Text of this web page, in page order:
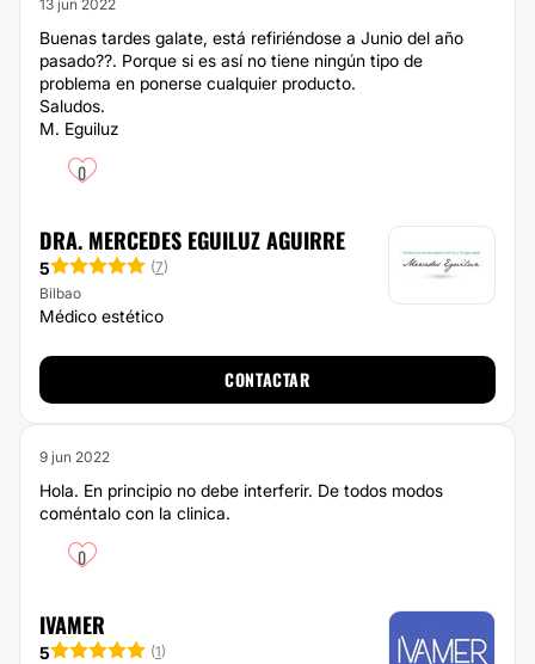
13 jun 2022
Buenas tardes galate, está refiriéndose a Junio del año
pasado??. Porque si es así no tiene ningún tipo de
problema en ponerse cualquier producto.
Saludos.
M. Eguiluz
0
DRA. MERCEDES EGUILUZ AGUIRRE
5 (7)
Bilbao
Médico estético
CONTACTAR
9 jun 2022
Hola. En principio no debe interferir. De todos modos
coméntalo con la clinica.
0
IVAMER
5 (1)